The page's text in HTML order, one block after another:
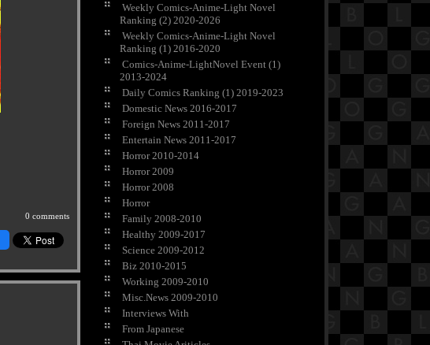
0 comments
Weekly Comics-Anime-Light Novel
Ranking (2) 2020-2026
Weekly Comics-Anime-Light Novel
Ranking (1) 2016-2020
Comics-Anime-LightNovel Event (1)
2013-2024
Daily Comics Ranking (1) 2019-2023
Domestic News 2016-2017
Foreign News 2011-2017
Entertain News 2011-2017
Horror 2010-2014
Horror 2009
Horror 2008
Horror
Family 2008-2010
Healthy 2009-2017
Science 2009-2012
Biz 2010-2015
Working 2009-2010
Misc.News 2009-2010
Interviews With
From Japanese